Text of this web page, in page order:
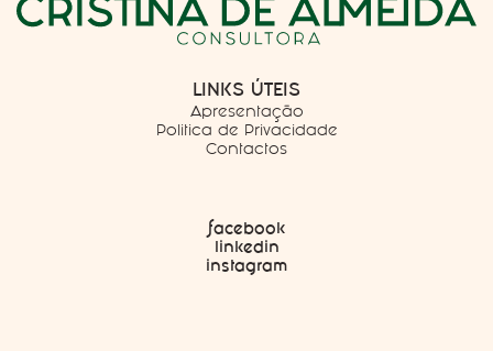
LINKS ÚTEIS
Apresentação
Politica de Privacidade
Contactos
facebook
linkedin
instagram